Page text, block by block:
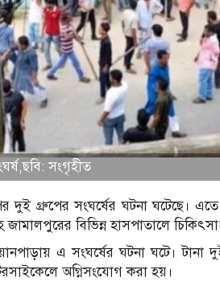
সংগৃহীত
দুই গ্রুপের সংঘর্ষের ঘটনা ঘটেছে।
বিভিন্ন হাসপাতালে
এ সংঘর্ষের ঘটনা ঘটে। টানা
অগ্নিসংযোগ করা হয়।